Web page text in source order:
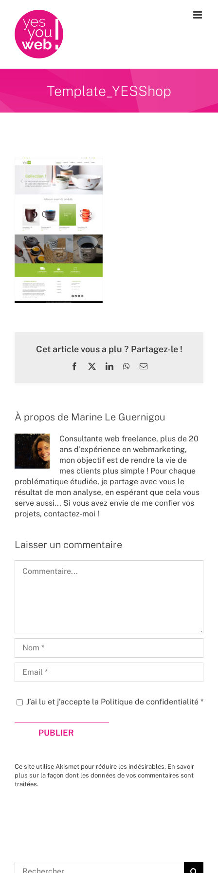
contenu
Template_YESShop
Cet article vous a plu ? Partagez-le !
Facebook LinkedInWhatsApp
Email
À propos de Marine Le Guernigou
Consultante web freelance, plus de 20
ans d'expérience en webmarketing,
mon objectif est de rendre la vie de
mes clients plus simple ! Pour chaque
problématique étudiée, je partage avec vous le
résultat de mon analyse, en espérant que cela vous
serve aussi... Si vous avez envie de me confier vos
projets, contactez-moi !
Laisser un commentaire
J’ai lu et j’accepte la Politique de confidentialité *
Ce site utilise Akismet pour réduire les indésirables. En savoir
plus sur la façon dont les données de vos commentaires sont
traitées.
Rechercher: